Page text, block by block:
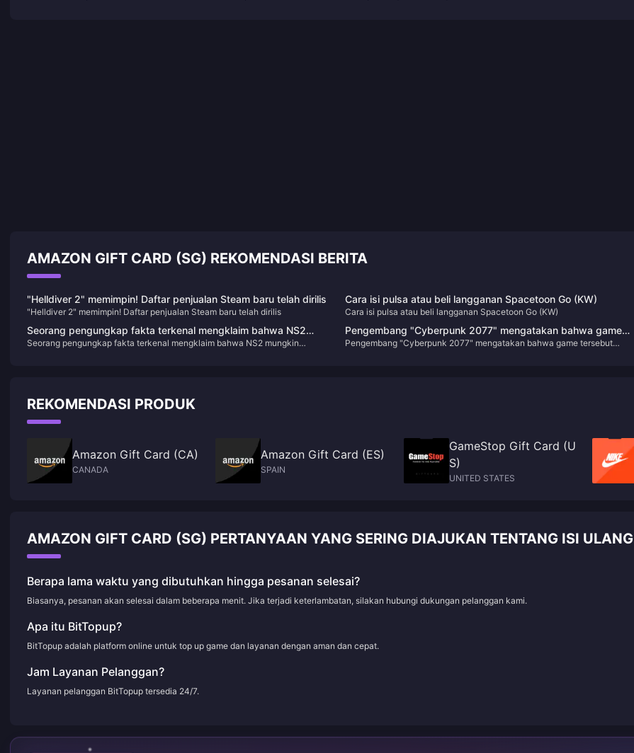
AMAZON GIFT CARD (SG) REKOMENDASI BERITA
"Helldiver 2" memimpin! Daftar penjualan Steam baru telah dirilis
"Helldiver 2" memimpin! Daftar penjualan Steam baru telah dirilis
Cara isi pulsa atau beli langganan Spacetoon Go (KW)
Cara isi pulsa atau beli langganan Spacetoon Go (KW)
Seorang pengungkap fakta terkenal mengklaim bahwa NS2
mungkin diumumkan sebelum April tahun depan dan akan
Seorang pengungkap fakta terkenal mengklaim bahwa NS2 mungkin
Pengembang "Cyberpunk 2077" mengatakan bahwa game
tersebut memiliki penyesalan dalam "pilihan lahir" dan mungkin
Pengembang "Cyberpunk 2077" mengatakan bahwa game tersebut
REKOMENDASI PRODUK
Amazon Gift Card (CA)
CANADA
Amazon Gift Card (ES)
SPAIN
GameStop Gift Card (U
S)
UNITED STATES
AMAZON GIFT CARD (SG) PERTANYAAN YANG SERING DIAJUKAN TENTANG ISI ULANG
Berapa lama waktu yang dibutuhkan hingga pesanan selesai?
Biasanya, pesanan akan selesai dalam beberapa menit. Jika terjadi keterlambatan, silakan hubungi dukungan pelanggan kami.
Apa itu BitTopup?
BitTopup adalah platform online untuk top up game dan layanan dengan aman dan cepat.
Jam Layanan Pelanggan?
Layanan pelanggan BitTopup tersedia 24/7.